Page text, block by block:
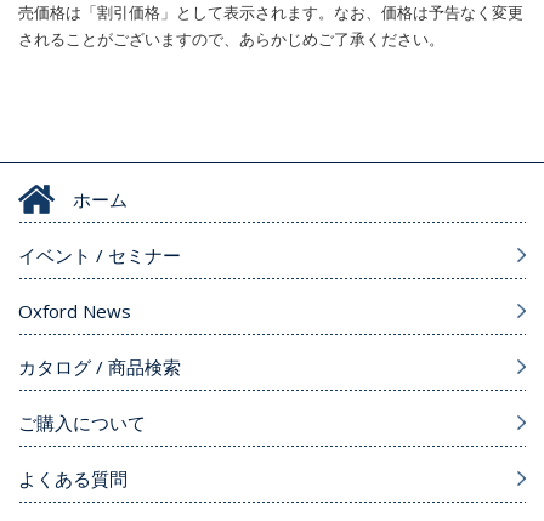
売価格は「割引価格」として表示されます。なお、価格は予告なく変更
されることがございますので、あらかじめご了承ください。
ホーム
イベント / セミナー
Oxford News
カタログ / 商品検索
ご購入について
よくある質問